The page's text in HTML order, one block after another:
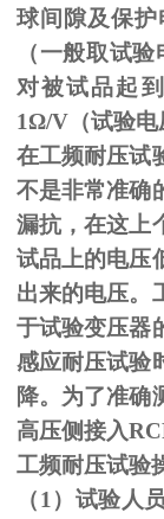
球间隙及保
（一般取试验
对被试品起
1Ω/V（试验电
在工频耐压试
不是非常准确
漏抗，在这上
试品上的电压
出来的电压。
于试验变压器
感应耐压试验
降。为了准确
高压侧接入
工频耐压试验
（1 ）试验人